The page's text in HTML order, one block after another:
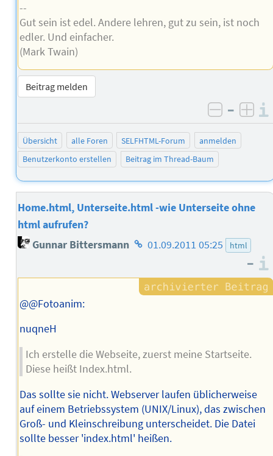
--
Gut sein ist edel. Andere lehren, gut zu sein, ist noch
edler. Und einfacher.
(Mark Twain)
Beitrag melden
negativ
–
Übersicht alle Foren SELFHTML-Forum
anmelden
Benutzerkonto erstellen
Beitrag im Thread-Baum
Home.html, Unterseite.html -wie Unterseite ohne
html aufrufen?
Gunnar Bittersmann Homepage
Autors
01.09.2011 05:25 html
–
@@Fotoanim:
nuqneH
Ich erstelle die Webseite, zuerst meine Startseite.
Diese heißt Index.html.
Das sollte sie nicht. Webserver laufen üblicherweise
auf einem Betriebssystem (UNIX/Linux), das zwischen
Groß- und Kleinschreibung unterscheidet. Die Datei
sollte besser 'index.html' heißen.